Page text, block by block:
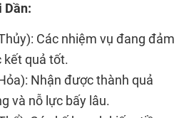
Dần:
Các nhiệm vụ đang đảm
kết quả tốt.
Nhận được thành quả
và nỗ lực bấy lâu.